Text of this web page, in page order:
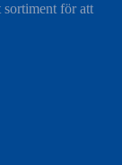
för att